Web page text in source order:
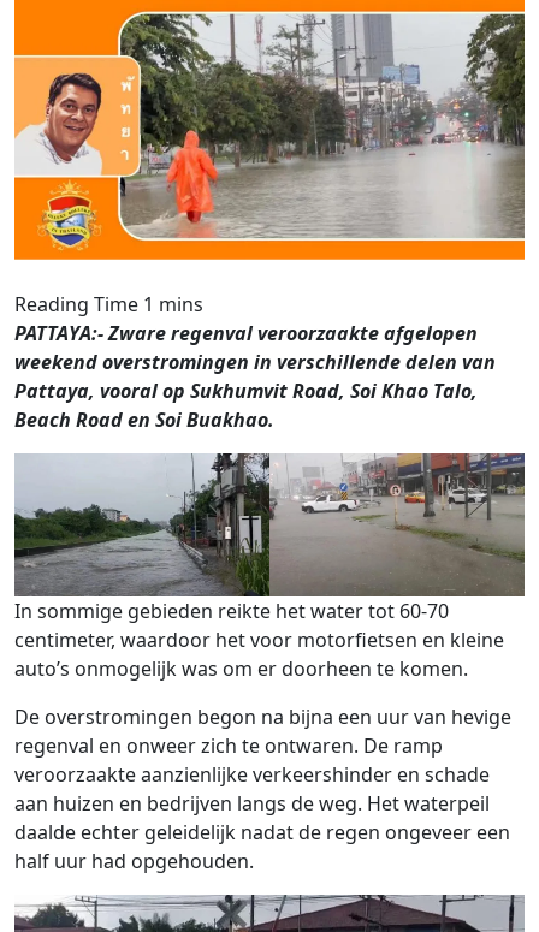
PATTAYA:- Zware regenval veroorzaakte afgelopen
weekend overstromingen in verschillende delen van
Pattaya, vooral op Sukhumvit Road, Soi Khao Talo,
Beach Road en Soi Buakhao.
In sommige gebieden reikte het water tot 60-70
centimeter, waardoor het voor motorfietsen en kleine
auto’s onmogelijk was om er doorheen te komen.
De overstromingen begon na bijna een uur van hevige
regenval en onweer zich te ontwaren. De ramp
veroorzaakte aanzienlijke verkeershinder en schade
aan huizen en bedrijven langs de weg. Het waterpeil
daalde echter geleidelijk nadat de regen ongeveer een
half uur had opgehouden.